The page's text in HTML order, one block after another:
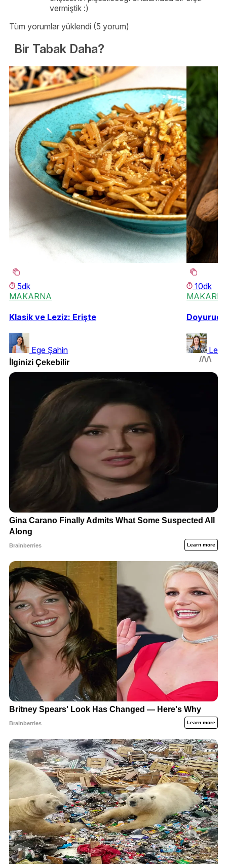
vermiştik :)
Tüm yorumlar yüklendi (5 yorum)
Bir Tabak Daha?
5dk
MAKARNA
Klasik ve Leziz: Erişte
Ege Şahin
10dk